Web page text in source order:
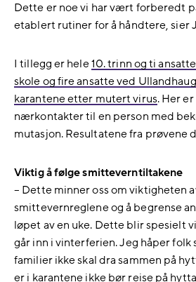
Dette er noe vi har vært forberedt
etablert rutiner for å håndtere, sier
I tillegg er hele10. trinn og ti
skole og fire ansatte ved
karantene etter mutert virus. Her
nærkontakter til en person med
mutasjon. Resultatene fra prøvene
Viktig å følge smitteverntiltakene
– Dette minner oss om viktigheten
smittevernreglene og å begrense
løpet av en uke. Dette blir spesielt
går inn i vinterferien. Jeg håper folk
familier ikke skal dra sammen på
er i karantene ikke bør reise på